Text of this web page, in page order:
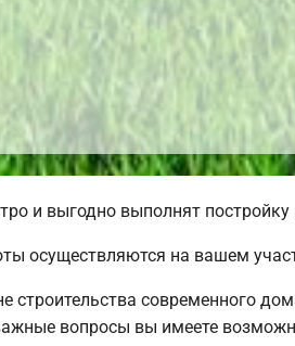
и выгодно выполнят
осуществляются на вашем
строительства современного
вопросы вы имеете